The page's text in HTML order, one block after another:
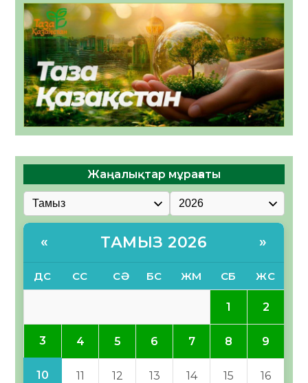
Жаңалықтар мұрағаты
« ТАМЫЗ 2026 »
ДС СС СӘ БС ЖМ СБ ЖС
1 2
3 4 5 6 7 8 9
10 11 12 13 14 15 16